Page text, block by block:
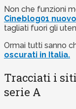
Non che funzioni
Cineblog01
tagliati fuori gli
Ormai tutti sanno
oscurati in Italia.
Tracciati i
serie A